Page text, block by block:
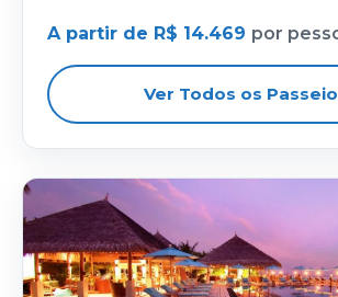
A partir de R$ 14.469 por
Ver Todos os